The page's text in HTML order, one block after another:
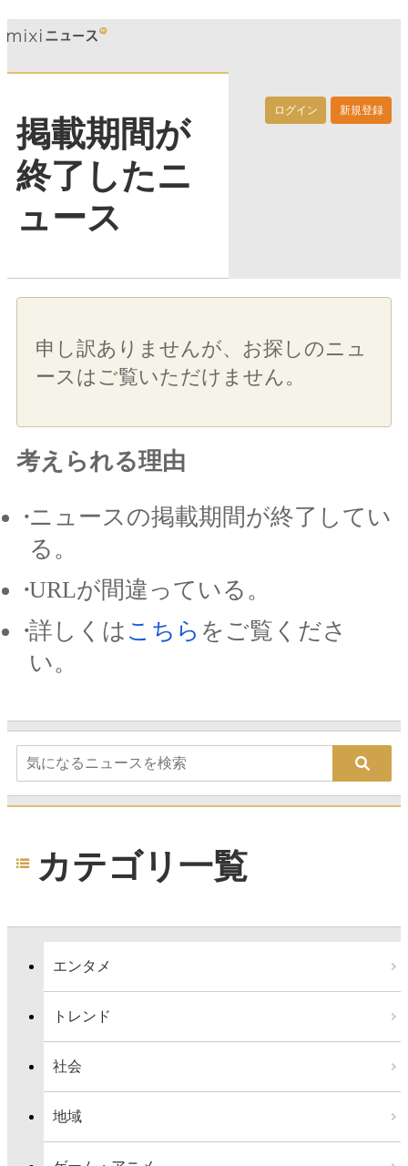
ログイン 新規登録
掲載期間が
終了したニ
ュース
申し訳ありませんが、お探しのニュ
ースはご覧いただけません。
考えられる理由
ニュースの掲載期間が終了してい
る。
URLが間違っている。
詳しくは こちら をご覧くださ
い。
カテゴリ一覧
エンタメ
トレンド
社会
地域